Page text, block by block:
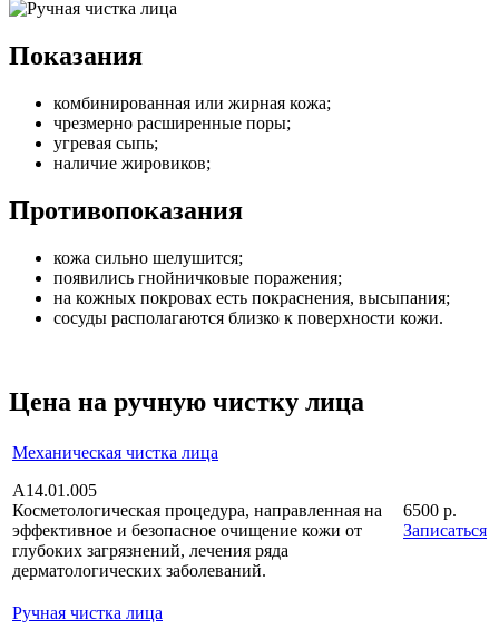
Показания
комбинированная или жирная кожа;
чрезмерно расширенные поры;
угревая сыпь;
наличие жировиков;
Противопоказания
кожа сильно шелушится;
появились гнойничковые поражения;
на кожных покровах есть покраснения, высыпания;
сосуды располагаются близко к поверхности кожи.
Цена на ручную чистку лица
Механическая чистка лица
А14.01.005
Косметологическая процедура, направленная на
эффективное и безопасное очищение кожи от
глубоких загрязнений, лечения ряда
дерматологических заболеваний.
6500 р.
Записаться
Ручная чистка лица